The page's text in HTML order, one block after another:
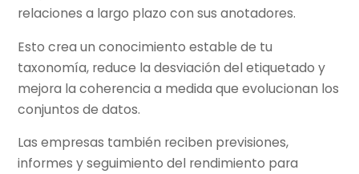
relaciones a largo plazo con sus anotadores.
Esto crea un conocimiento estable de tu
taxonomía, reduce la desviación del etiquetado y
mejora la coherencia a medida que evolucionan los
conjuntos de datos.
Las empresas también reciben previsiones,
informes y seguimiento del rendimiento para